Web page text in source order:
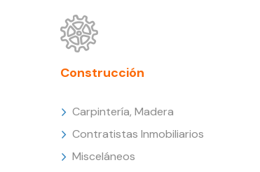
Construcción
Carpintería, Madera
Contratistas Inmobiliarios
Misceláneos